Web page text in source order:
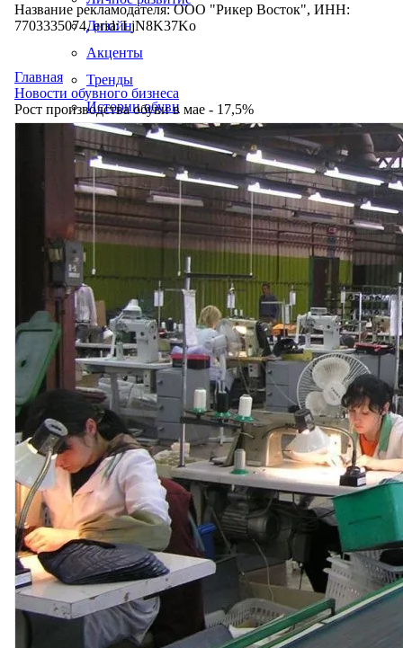
Дизайн
Акценты
Тренды
Истории обуви
Производство
Название рекламодателя: ООО "Рикер Восток", ИНН:
7703335074, erid: LjN8K37Ko
Главная
Новости обувного бизнеса
Рост производства обуви в мае - 17,5%